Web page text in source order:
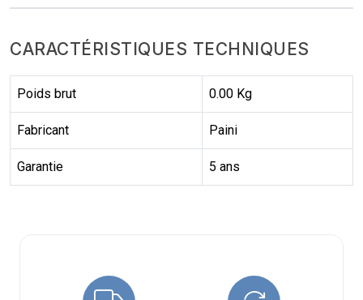
CARACTÉRISTIQUES TECHNIQUES
Poids brut 0.00 Kg
Fabricant Paini
Garantie 5 ans